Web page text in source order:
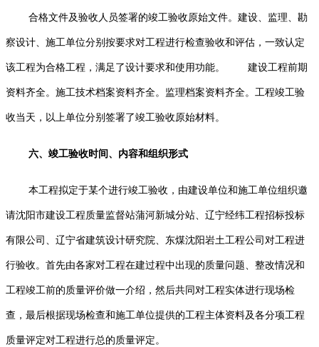
合格文件及验收人员签署的竣工验收原始文件。 建设、监理、勘
察设计、施工单位分别按要求对工程进行检查验收和评估，一致认定
该工程为合格工程，满足了设计要求和使用功能。 建设工程前期
资料齐全。施工技术档案资料齐全。监理档案资料齐全。工程竣工验
收当天，以上单位分别签署了竣工验收原始材料。
六、竣工验收时间、内容和组织形式
本工程拟定于某个进行竣工验收，由建设单位和施工单位组织邀
请沈阳市建设工程质量监督站蒲河新城分站、辽宁经纬工程招标投标
有限公司、辽宁省建筑设计研究院、东煤沈阳岩土工程公司对工程进
行验收。首先由各家对工程在建过程中出现的质量问题、整改情况和
工程竣工前的质量评价做一介绍，然后共同对工程实体进行现场检
查，最后根据现场检查和施工单位提供的工程主体资料及各分项工程
质量评定对工程进行总的质量评定。